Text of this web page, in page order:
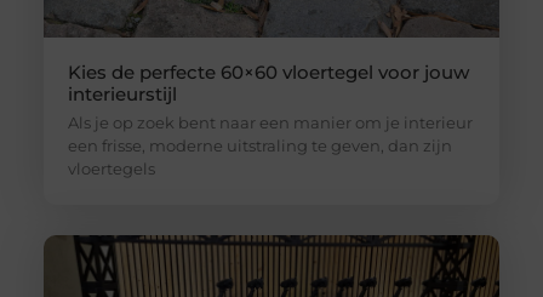
Kies de perfecte 60×60 vloertegel voor jouw
interieurstijl
Als je op zoek bent naar een manier om je interieur
een frisse, moderne uitstraling te geven, dan zijn
vloertegels